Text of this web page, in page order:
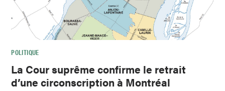
POLITIQUE
La Cour suprême confirme le retrait
d’une circonscription à Montréal